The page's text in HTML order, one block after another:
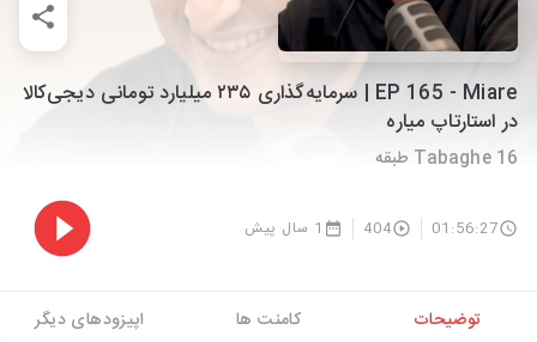
EP 165 - Miare | سرمایه‌گذاری ۲۳۵ میلیارد تومانی دیجی‌کالا
در استارتاپ میاره
Tabaghe 16 طبقه
01:56:27
404 1 سال پیش
توضیحات کامنت ها اپیزودهای دیگر